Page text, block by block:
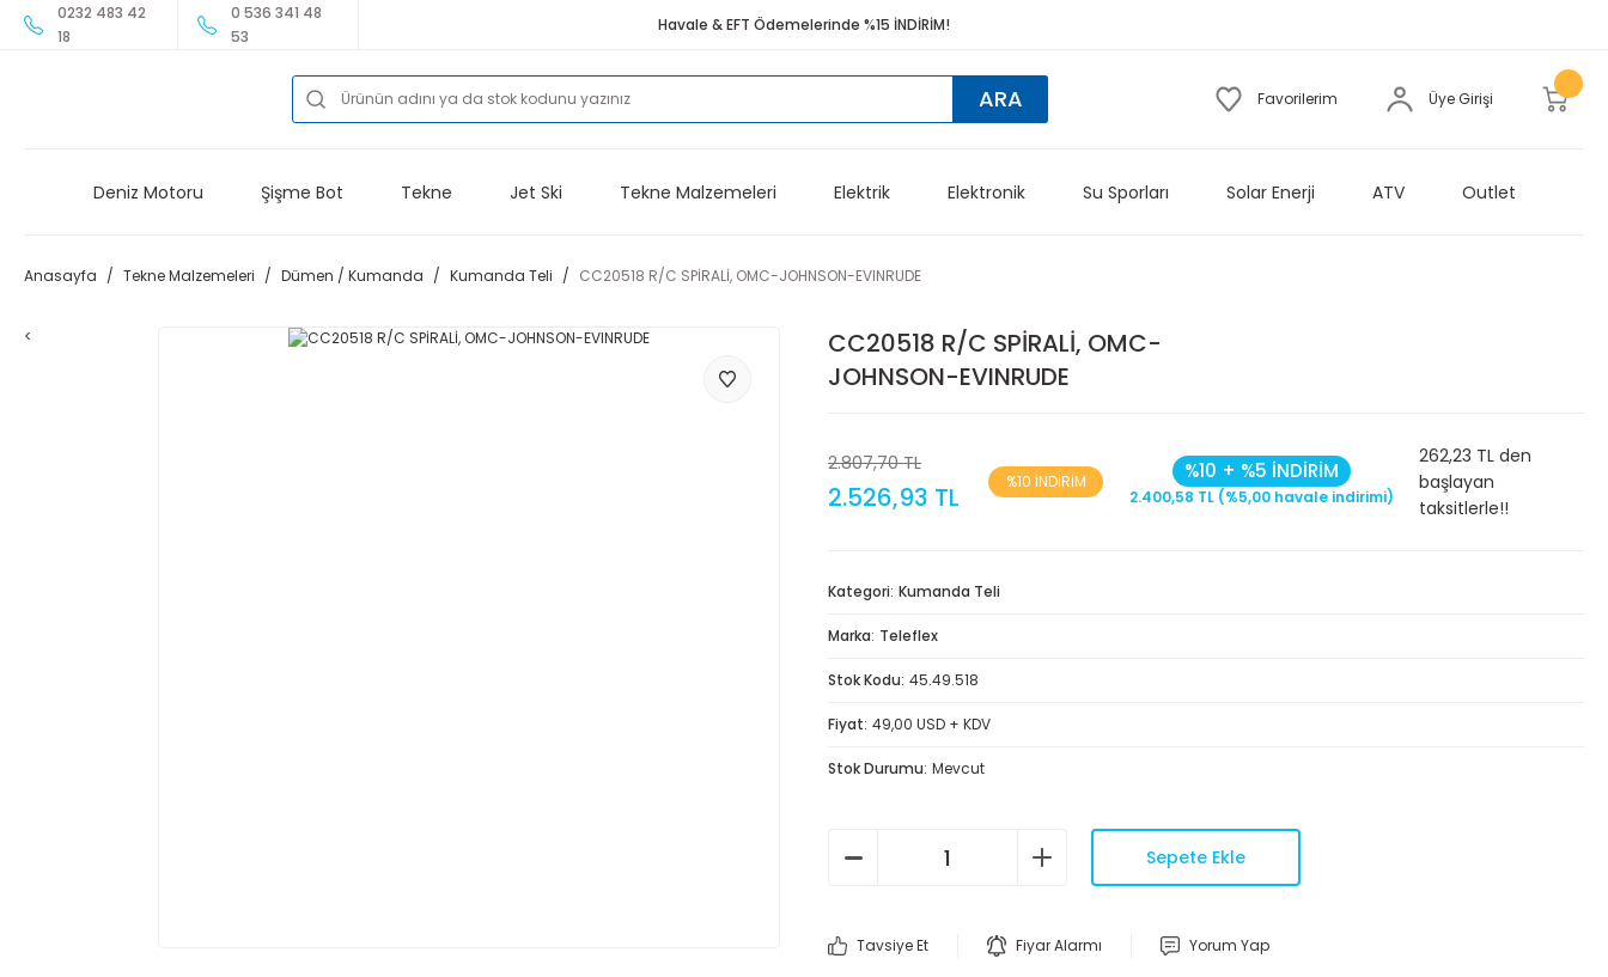
0232 483 42
18
0 536 341 48
53
Havale & EFT Ödemelerinde %15 İNDİRİM!
ARA Favorilerim Üye Girişi
Deniz Motoru Şişme Bot Tekne Jet Ski Tekne Malzemeleri Elektrik Elektronik Su Sporları Solar Enerji ATV Outlet
Anasayfa Tekne Malzemeleri Dümen / Kumanda Kumanda Teli CC20518 R/C SPİRALİ, OMC-JOHNSON-EVINRUDE
<
CC20518 R/C SPİRALİ, OMC-
JOHNSON-EVINRUDE
2.807,70 TL
2.526,93 TL %10 İNDİRİM %10 + %5 İNDİRİM
2.400,58 TL (%5,00 havale indirimi)
262,23 TL den
başlayan
taksitlerle!!
Kategori Kumanda Teli
Marka Teleflex
Stok Kodu 45.49.518
Fiyat 49,00 USD + KDV
Stok Durumu Mevcut
Sepete Ekle
Tavsiye Et Fiyar Alarmı Yorum Yap